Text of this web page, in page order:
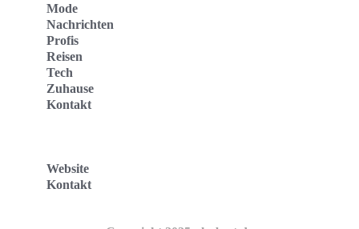
Mode
Nachrichten
Profis
Reisen
Tech
Zuhause
Kontakt
Website
Kontakt